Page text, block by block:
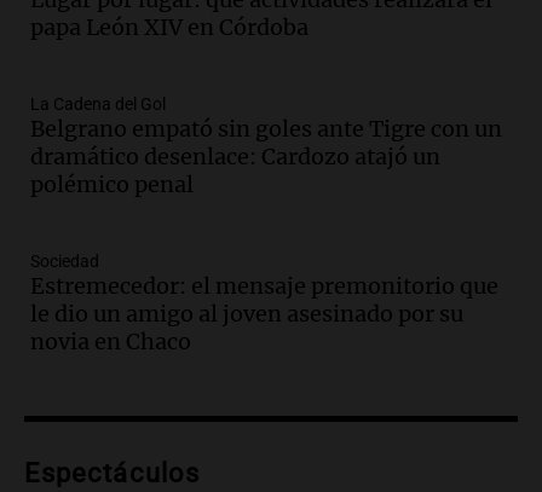
Rosario
Noticias Rosario
Audio.Detienen a comisario de la
Federal por caso de corrupción en
Córdoba y otros implicados
Panorama Federal
Audio.
en Córdoba: lluvias y viento fuerte para
hoy
Noticias
solidaria que reunirá más de 140 autos
Radioinforme 3
papa León XIV en Córdoba
La Cadena del Gol
Belgrano empató sin goles ante Tigre con un
dramático desenlace: Cardozo atajó un
polémico penal
Sociedad
Estremecedor: el mensaje premonitorio que
le dio un amigo al joven asesinado por su
novia en Chaco
Espectáculos